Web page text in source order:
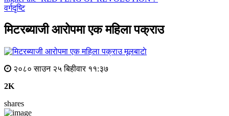
वर्गदृष्टि
मिटरब्याजी आरोपमा एक महिला पक्राउ
मूलबाटाे
२०८० साउन २५ बिहीवार ११:३७
2K
shares